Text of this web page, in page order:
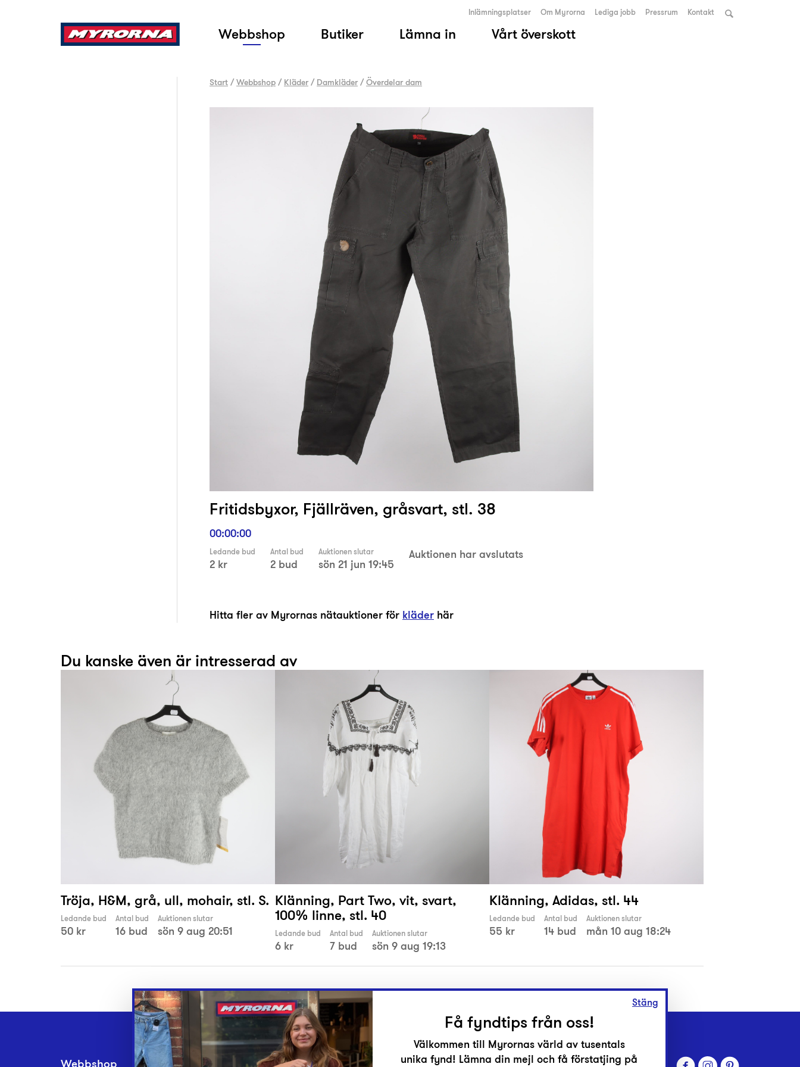
Webbshop Butiker Lämna in Vårt överskott
Inlämningsplatser Om Myrorna Lediga jobb Pressrum Kontakt
Start /Webbshop / Kläder / Damkläder /Överdelar dam
Fritidsbyxor, Fjällräven, gråsvart, stl. 38
00:00:00
Ledande bud
2 kr
Antal bud
2 bud
Auktionen slutar
sön 21 jun 19:45
Auktionen har avslutats
Hitta fler av Myrornas nätauktioner för kläder här
Du kanske även är intresserad av
Tröja, H&M, grå, ull, mohair, stl. S.
Ledande bud
50 kr
Antal bud
16 bud
Auktionen slutar
sön 9 aug 20:51
Klänning, Part Two, vit, svart,
100% linne, stl. 40
Ledande bud
6 kr
Antal bud
7 bud
Auktionen slutar
sön 9 aug 19:13
Klänning, Adidas, stl. 44
Ledande bud
55 kr
Antal bud
14 bud
Auktionen slutar
mån 10 aug 18:24
Stäng
Få fyndtips från oss!
Välkommen till Myrornas värld av tusentals
unika fynd! Lämna din mejl och få förstatjing på